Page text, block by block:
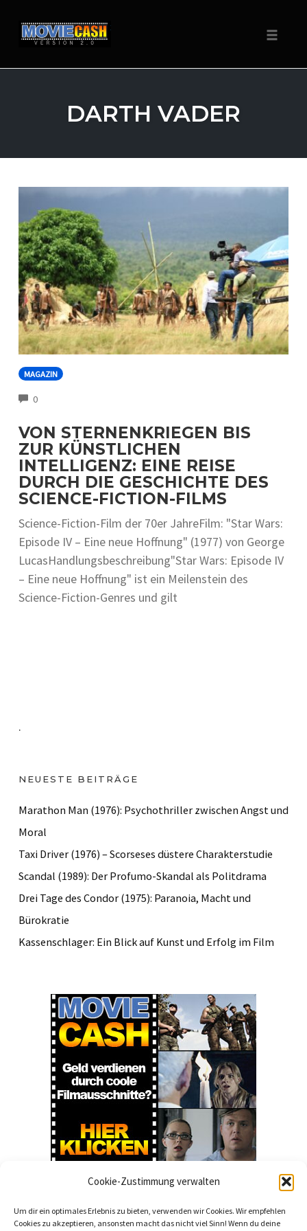
Cookie-Zustimmung verwalten
Um dir ein optimales Erlebnis zu bieten, verwenden wir Cookies. Wir empfehlen
Cookies zu akzeptieren, ansonsten macht das nicht viel Sinn! Wenn du deine
DARTH VADER
MAGAZIN
0COMMENTS
VON STERNENKRIEGEN BIS
ZUR KÜNSTLICHEN
INTELLIGENZ: EINE REISE
DURCH DIE GESCHICHTE DES
SCIENCE-FICTION-FILMS
Science-Fiction-Film der 70er JahreFilm: "Star Wars:
Episode IV – Eine neue Hoffnung" (1977) von George
LucasHandlungsbeschreibung"Star Wars: Episode IV
– Eine neue Hoffnung" ist ein Meilenstein des
Science-Fiction-Genres und gilt
.
NEUESTE BEITRÄGE
Marathon Man (1976): Psychothriller zwischen Angst und
Moral
Taxi Driver (1976) – Scorseses düstere Charakterstudie
Scandal (1989): Der Profumo-Skandal als Politdrama
Drei Tage des Condor (1975): Paranoia, Macht und
Bürokratie
Kassenschlager: Ein Blick auf Kunst und Erfolg im Film